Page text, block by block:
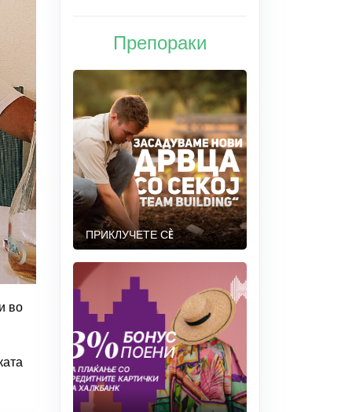
во
Препораки
ПРИКЛУЧЕТЕ СÈ